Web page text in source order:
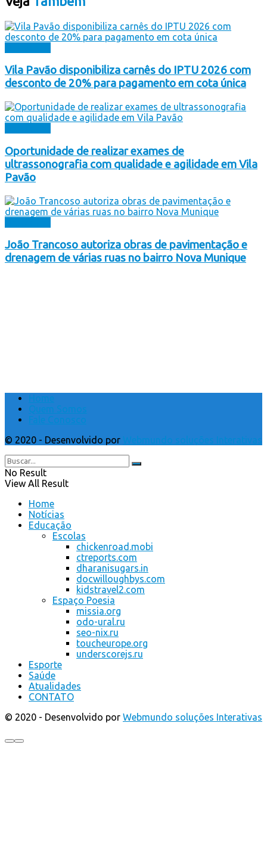
Vila Pavão disponibiliza carnês do IPTU 2026 com
desconto de 20% para pagamento em cota única
Oportunidade de realizar exames de
ultrassonografia com qualidade e agilidade em Vila
Pavão
João Trancoso autoriza obras de pavimentação e
drenagem de várias ruas no bairro Nova Munique
Home
Quem Somos
Fale Conosco
© 2020 - Desenvolvido por Webmundo soluções Interativas
No Result
View All Result
Home
Notícias
Educação
Escolas
chickenroad.mobi
ctreports.com
dharanisugars.in
docwilloughbys.com
kidstravel2.com
Espaço Poesia
missia.org
odo-ural.ru
seo-nix.ru
toucheurope.org
underscorejs.ru
Esporte
Saúde
Atualidades
CONTATO
© 2020 - Desenvolvido por Webmundo soluções Interativas